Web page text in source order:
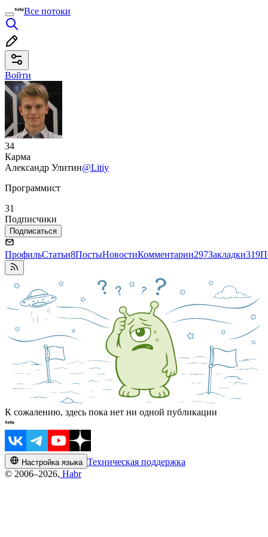
Все потоки
Войти
34
Карма
Александр Улитин@Litiy
Программист
31
Подписчики
Подписаться
ПрофильСтатьи8ПостыНовостиКомментарии297Закладки319
К сожалению, здесь пока нет ни одной публикации
Настройка языка Техническая поддержка
© 2006–2026, Habr